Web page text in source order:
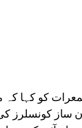
کو کہا کہ
ساز کونسلرز